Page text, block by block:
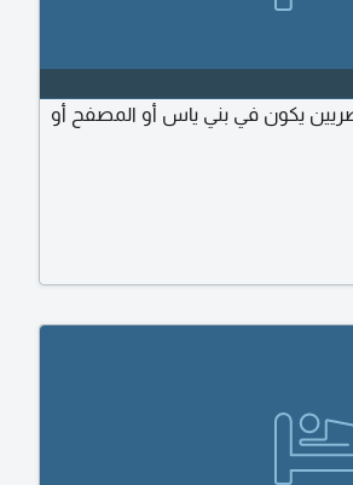
يكون في بني ياس أو المصفح أو